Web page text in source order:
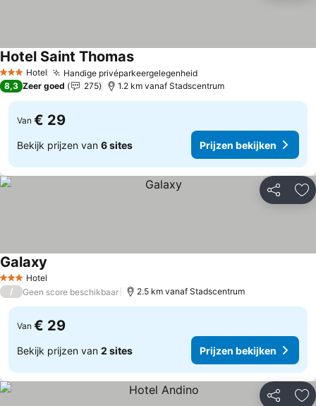
3 SterrenHotel Handige privéparkeergelegenheidPrijzen bekijken
Hotel Saint ThomasPrijzen bekijken
8,3 Zeer goed 275 1.2 km vanaf Stadscentrum
Van € 29
Bekijk prijzen van 6 sites Prijzen bekijken
Delen
3 SterrenHotel
Galaxy
/ Geen score beschikbaar 2.5 km vanaf Stadscentrum
Van € 29
Bekijk prijzen van 2 sites Prijzen bekijken
Delen